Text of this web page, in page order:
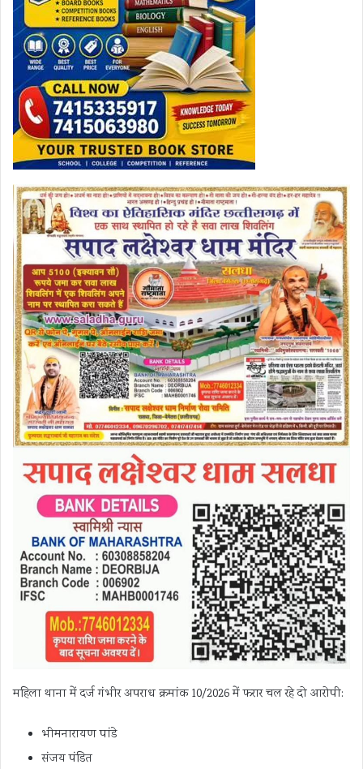
महिला थाना में दर्ज गंभीर अपराध क्रमांक 10/2026 में फरार चल रहे दो आरोपी:
भीमनारायण पांडे
संजय पंडित